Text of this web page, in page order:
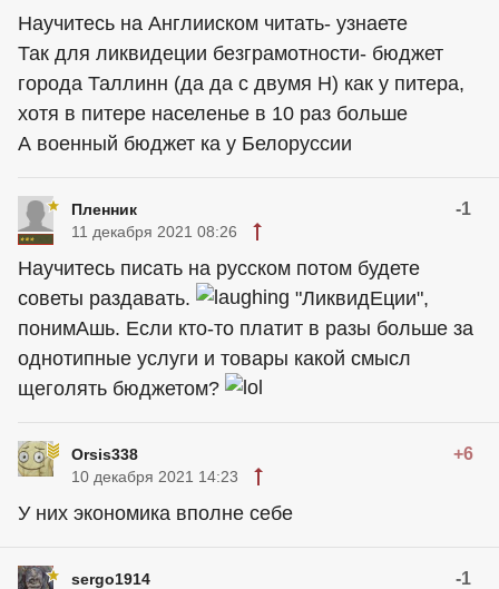
Научитесь на Англииском читать- узнаете
Так для ликвидеции безграмотности- бюджет
города Таллинн (да да с двумя Н) как у питера,
хотя в питере населенье в 10 раз больше
А военный бюджет ка у Белоруссии
Пленник -1
11 декабря 2021 08:26
Научитесь писать на русском потом будете
советы раздавать.
"ЛиквидЕции",
понимАшь. Если кто-то платит в разы больше за
однотипные услуги и товары какой смысл
щеголять бюджетом?
Orsis338 +6
10 декабря 2021 14:23
У них экономика вполне себе
sergo1914 -1